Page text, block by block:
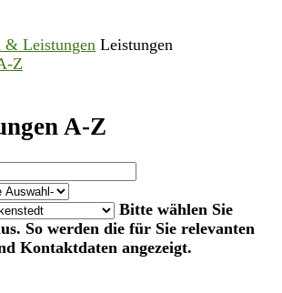
& Leistungen Leistungen
Z
A-Z
Bitte wählen Sie
So werden die für Sie relevanten
Kontaktdaten angezeigt.